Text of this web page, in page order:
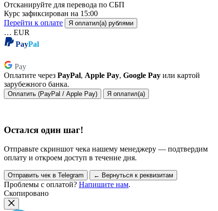
Отсканируйте для перевода по СБП
Курс зафиксирован на 15:00
Перейти к оплате
Я оплатил(а) рублями
… EUR
PayPal
Pay
Оплатите через PayPal, Apple Pay, Google Pay или картой
зарубежного банка.
Оплатить (PayPal / Apple Pay) Я оплатил(а)
Остался один шаг!
Отправьте скриншот чека нашему менеджеру — подтвердим
оплату и откроем доступ в течение дня.
Отправить чек в Telegram ← Вернуться к реквизитам
Проблемы с оплатой? Напишите нам.
Скопировано